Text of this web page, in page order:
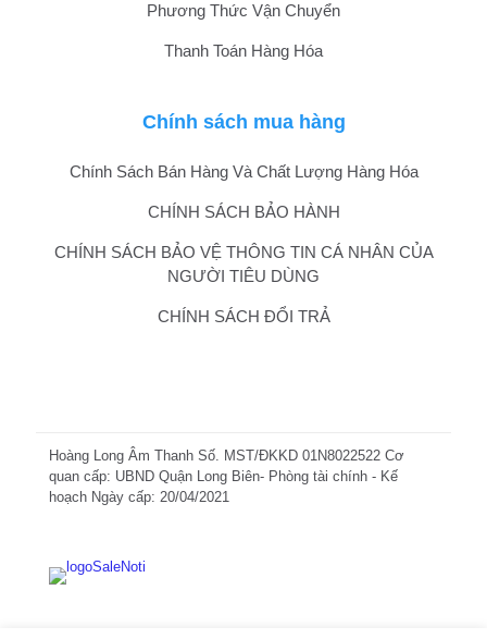
Phương Thức Vận Chuyển
Thanh Toán Hàng Hóa
Chính sách mua hàng
Chính Sách Bán Hàng Và Chất Lượng Hàng Hóa
CHÍNH SÁCH BẢO HÀNH
CHÍNH SÁCH BẢO VỆ THÔNG TIN CÁ NHÂN CỦA
NGƯỜI TIÊU DÙNG
CHÍNH SÁCH ĐỔI TRẢ
Hoàng Long Âm Thanh Số. MST/ĐKKD 01N8022522 Cơ
quan cấp: UBND Quận Long Biên- Phòng tài chính - Kế
hoạch Ngày cấp: 20/04/2021